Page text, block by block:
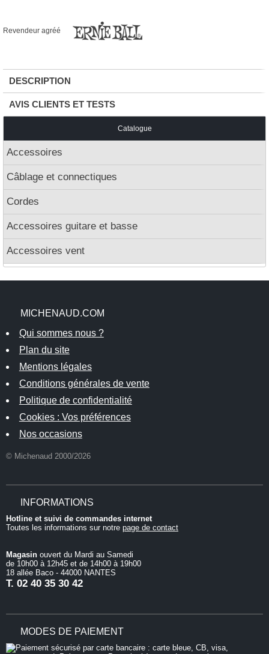
Revendeur agréé
DESCRIPTION
AVIS CLIENTS ET TESTS
Catalogue
Accessoires
Câblage et connectiques
Cordes
Accessoires guitare et basse
Accessoires vent
MICHENAUD.COM
Qui sommes nous ?
Plan du site
Mentions légales
Conditions générales de vente
Politique de confidentialité
Cookies : Vos préférences
Nos occasions
© Michenaud 2000/2026
INFORMATIONS
Hotline et suivi de commandes internet
Toutes les informations sur notre page de contact
Magasin ouvert du Mardi au Samedi
de 10h00 à 12h45 et de 14h00 à 19h00
18 allée Baco - 44000 NANTES
T. 02 40 35 30 42
MODES DE PAIEMENT